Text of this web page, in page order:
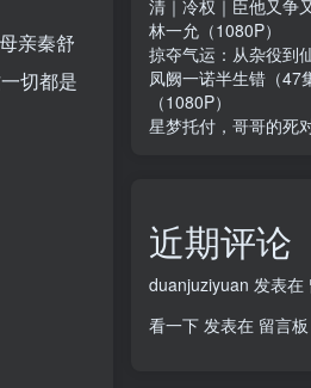
亲秦舒
切都是
清｜冷权｜臣他又争
林一允（1080P）
掠夺气运：从杂役到
凤阙一诺半生错（47
（1080P）
星梦托付，哥哥的死
近期评论
duanjuziyuan 发表在
看一下 发表在 留言板